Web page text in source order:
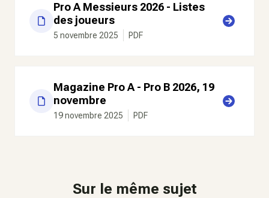
Pro A Messieurs 2026 - Listes
des joueurs
5 novembre 2025 PDF
Magazine Pro A - Pro B 2026, 19
novembre
19 novembre 2025 PDF
Sur le même sujet